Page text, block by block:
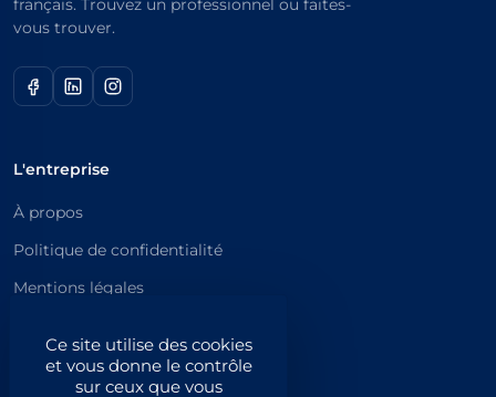
Ce site utilise des cookies
et vous donne le contrôle
sur ceux que vous
français. Trouvez un professionnel ou faites-
vous trouver.
L'entreprise
À propos
Politique de confidentialité
Mentions légales
Catégories principales
Catégories